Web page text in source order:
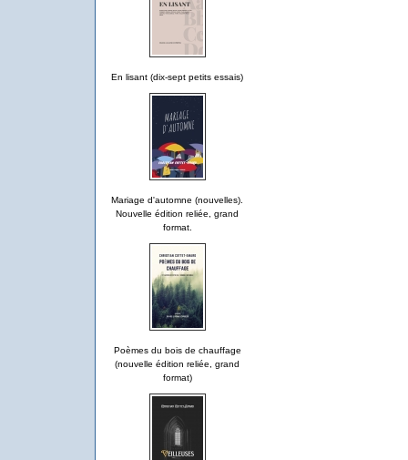
En lisant (dix-sept petits essais)
Mariage d'automne (nouvelles).
Nouvelle édition reliée, grand
format.
Poèmes du bois de chauffage
(nouvelle édition reliée, grand
format)